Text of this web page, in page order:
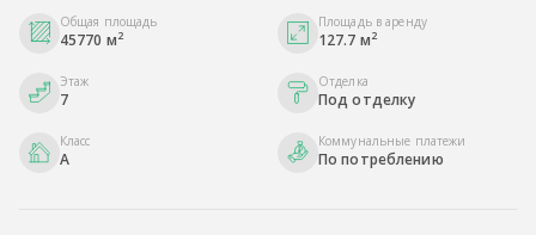
Общая площадь
45770 м2
Площадь в аренду
127.7 м2
Этаж
7
Отделка
Под отделку
Класс
A
Коммунальные платежи
По потреблению